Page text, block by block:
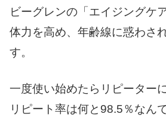
ビーグレンの「エイジングケ
体力を高め、年齢線に惑わさ
す。
一度使い始めたらリピーター
リピート率は何と 98.5％なん